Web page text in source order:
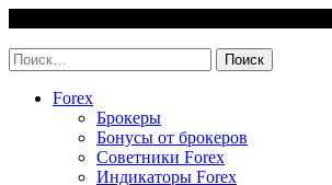
content
Найти:
Forex
Брокеры
Бонусы от брокеров
Советники Forex
Индикаторы Forex